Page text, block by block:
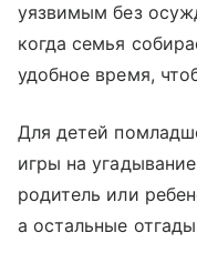
уязвимым без
когда семья
удобное время,
Для детей
игры на
родитель или
а остальные